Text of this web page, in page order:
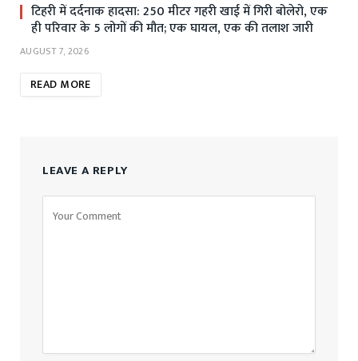
टिहरी में दर्दनाक हादसा: 250 मीटर गहरी खाई में गिरी बोलेरो, एक
ही परिवार के 5 लोगों की मौत; एक घायल, एक की तलाश जारी
AUGUST 7, 2026
READ MORE
LEAVE A REPLY